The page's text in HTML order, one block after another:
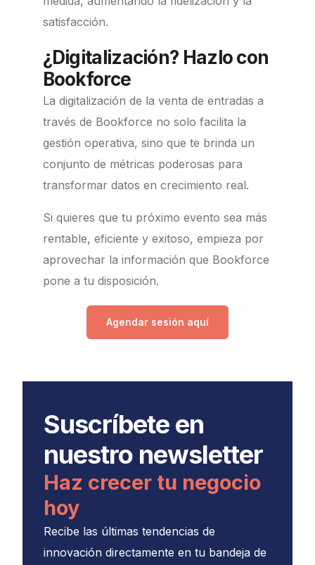
satisfacción.
¿Digitalización? Hazlo con
Bookforce
La digitalización de la venta de entradas a
través de Bookforce no solo facilita la
gestión operativa, sino que te brinda un
conjunto de métricas poderosas para
transformar datos en crecimiento real.
Si quieres que tu próximo evento sea más
rentable, eficiente y exitoso, empieza por
aprovechar la información que Bookforce
pone a tu disposición.
Agendar sesión aquí
Suscríbete en
nuestro newsletter
Haz crecer tu negocio
hoy
Recibe las últimas tendencias de
innovación directamente en tu bandeja de